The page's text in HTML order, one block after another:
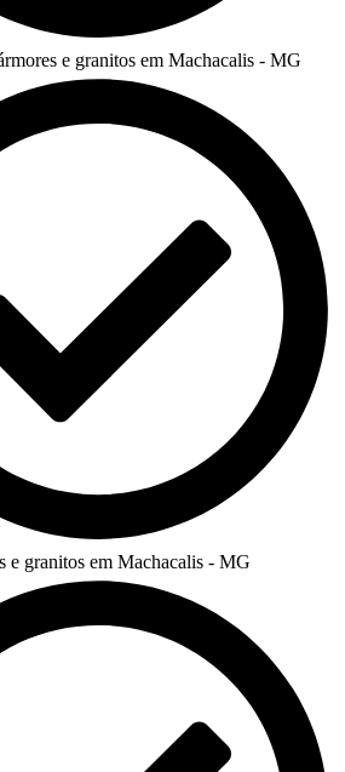
e granitos em Machacalis - MG
e granitos em Machacalis - MG